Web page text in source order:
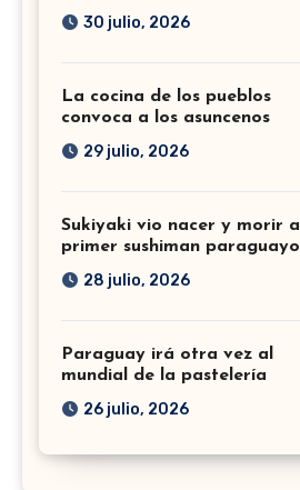
30 julio, 2026
La cocina de los pueblos
convoca a los asuncenos
29 julio, 2026
Sukiyaki vio nacer y morir al
primer sushiman paraguayo
28 julio, 2026
Paraguay irá otra vez al
mundial de la pastelería
26 julio, 2026